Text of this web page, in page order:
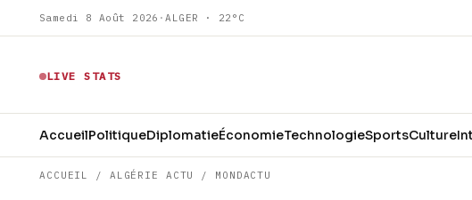
Samedi 8 Août 2026 ·ALGER · 22°C
LIVE STATS
AccueilPolitiqueDiplomatieÉconomieTechnologieSportsCulture
ACCUEIL / ALGÉRIE ACTU / MONDACTU